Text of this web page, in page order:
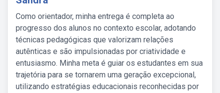
Como orientador, minha entrega é completa ao
progresso dos alunos no contexto escolar, adotando
técnicas pedagógicas que valorizam relações
autênticas e são impulsionadas por criatividade e
entusiasmo. Minha meta é guiar os estudantes em sua
trajetória para se tornarem uma geração excepcional,
utilizando estratégias educacionais reconhecidas por